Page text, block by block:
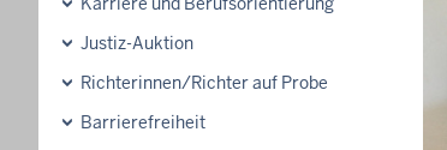
Justiz-Auktion
Richterinnen/Richter auf Probe
Barrierefreiheit